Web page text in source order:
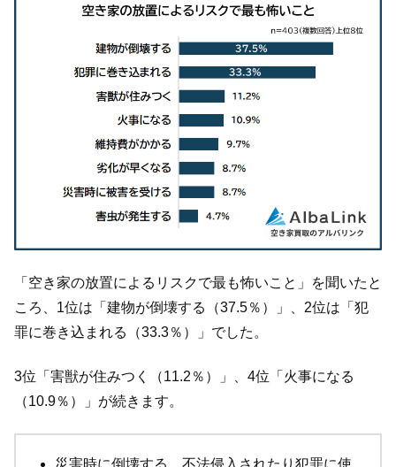
「空き家の放置によるリスクで最も怖いこと」を聞いたと
ころ、1位は「建物が倒壊する（37.5％）」、2位は「犯
罪に巻き込まれる（33.3％）」でした。
3位「害獣が住みつく（11.2％）」、4位「火事になる
（10.9％）」が続きます。
災害時に倒壊する。不法侵入されたり犯罪に使